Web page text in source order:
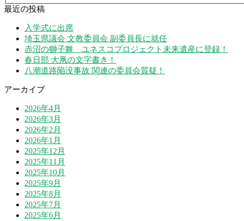
最近の投稿
入学式に出席
埼玉県議会 文教委員会 副委員長に就任
赤沼の獅子舞 ユネスコプロジェクト未来遺産に登録！
春日部 大凧の文字書き！
八潮道路陥没事故 関連の委員会質疑！
アーカイブ
2026年4月
2026年3月
2026年2月
2026年1月
2025年12月
2025年11月
2025年10月
2025年9月
2025年8月
2025年7月
2025年6月